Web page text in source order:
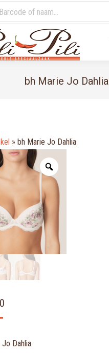
bh Marie Jo Dahlia
» bh Marie Jo Dahlia
Dahlia